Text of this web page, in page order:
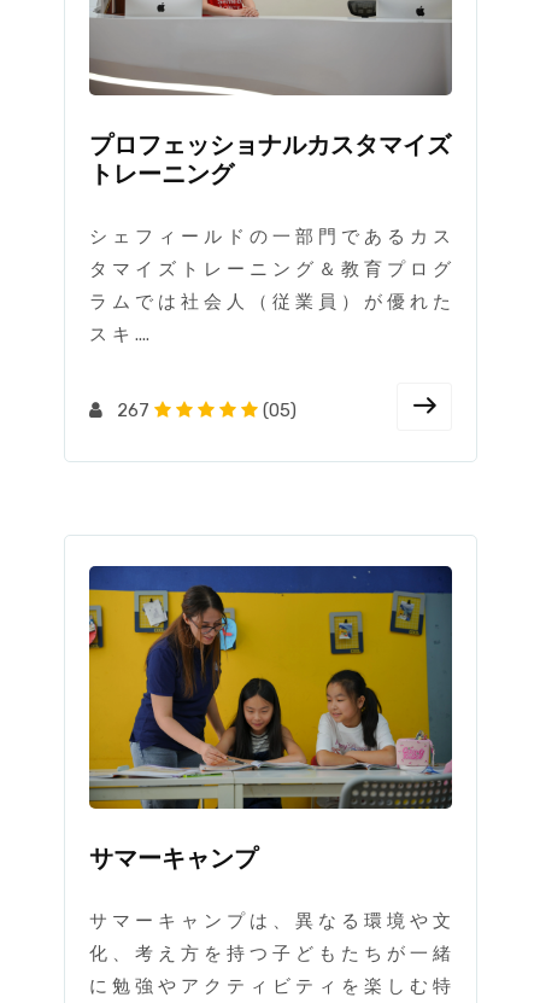
プロフェッショナルカスタマイズ
トレーニング
シ ェ フ ィ ー ル ド の 一 部 門 で あ る カ ス
タ マ イ ズ ト レ ー ニ ン グ ＆ 教 育 プ ロ グ
ラ ム で は 社 会 人 （ 従 業 員 ） が 優 れ た
ス キ ....
267 (05)
サマーキャンプ
サ マ ー キ ャ ン プ は 、 異 な る 環 境 や 文
化 、 考 え 方 を 持 つ 子 ど も た ち が 一 緒
に 勉 強 や ア ク テ ィ ビ テ ィ を 楽 し む 特